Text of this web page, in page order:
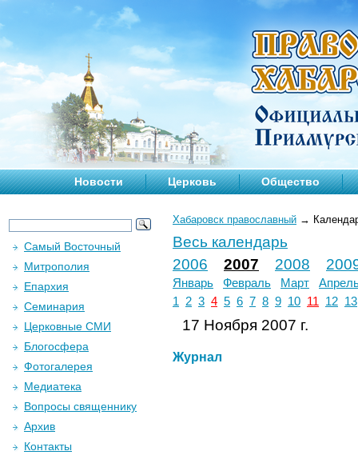
Новости Церковь Общество
Хабаровск православный →
Весь календарь
2006
2007 2008
Январь Февраль Март
1
2 3 4 5 6 7 8 9 10 11 12 13
17 Ноября 2007 г.
Журнал
Самый Восточный
Митрополия
Епархия
Семинария
Церковные СМИ
Блогосфера
Фотогалерея
Медиатека
Вопросы священнику
Архив
Контакты